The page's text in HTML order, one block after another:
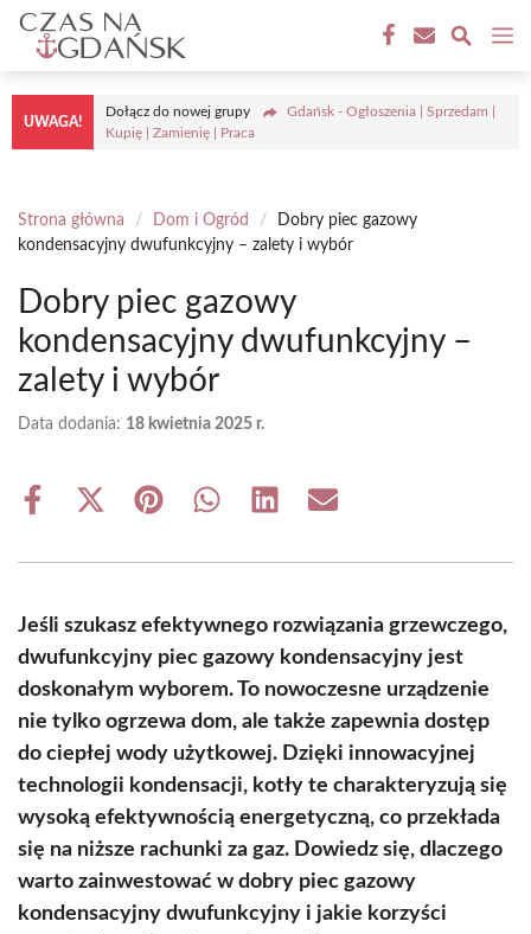
Przejdź
treści
UWAGA!
Dołącz do nowej grupy
Gdańsk - Ogłoszenia | Sprzedam |
Kupię | Zamienię | Praca
Strona główna / Dom i Ogród /
Dobry piec gazowy
kondensacyjny dwufunkcyjny – zalety i wybór
Dobry piec gazowy
kondensacyjny dwufunkcyjny –
zalety i wybór
Data dodania: 18 kwietnia 2025 r.
Share
Share
(Twitter)
Share Share Share Share
Jeśli szukasz efektywnego rozwiązania grzewczego,
dwufunkcyjny piec gazowy kondensacyjny jest
doskonałym wyborem. To nowoczesne urządzenie
nie tylko ogrzewa dom, ale także zapewnia dostęp
do ciepłej wody użytkowej. Dzięki innowacyjnej
technologii kondensacji, kotły te charakteryzują się
wysoką efektywnością energetyczną, co przekłada
się na niższe rachunki za gaz. Dowiedz się, dlaczego
warto zainwestować w dobry piec gazowy
kondensacyjny dwufunkcyjny i jakie korzyści